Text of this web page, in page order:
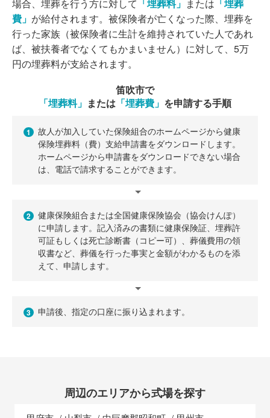
場合、埋葬を行う方に対して 「埋葬料」 または 「埋葬
費」 が給付されます。被保険者が亡くなった際、埋葬を
行った家族（被保険者に生計を維持されていた人であれ
ば、被扶養者でなくてもかまいません）に対して、5万
円の埋葬料が支給されます。
笛吹市で
「埋葬料」 または 「埋葬費」 を申請する手順
1
故人が加入していた保険組合のホームページから健康
保険埋葬料（費）支給申請書をダウンロードします。
ホームページから申請書をダウンロードできない場合
は、電話で請求することができます。
2
健康保険組合または全国健康保険協会（協会けんぽ）
に申請します。記入済みの書類に健康保険証、埋葬許
可証もしくは死亡診断書（コピー可）、葬儀費用の領
収書など、葬儀を行った事実と金額がわかるものを添
えて、申請します。
3 申請後、指定の口座に振り込まれます。
周辺のエリアから式場を探す